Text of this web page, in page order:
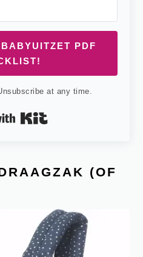
PDF
at any time.
Built with Kit
(OF